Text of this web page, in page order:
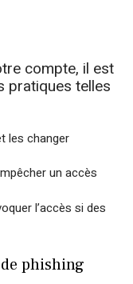
compte, il est
pratiques telles
les changer
un accès
l’accès si des
phishing